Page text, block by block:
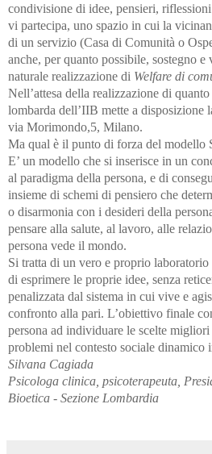
condivisione di idee, pensieri,
vi partecipa, uno spazio in cui la
di un servizio (Casa di Comunità o
anche, per quanto possibile, sostegno e
naturale realizzazione di Welfare di
Nell’attesa della realizzazione di
lombarda dell’IIB mette a disposizione
via Morimondo,5, Milano.
Ma qual è il punto di forza del modello
E’ un modello che si inserisce in un
al paradigma della persona, e di
insieme di schemi di pensiero che
o disarmonia con i desideri della
pensare alla salute, al lavoro, alle
persona vede il mondo.
Si tratta di un vero e proprio
di esprimere le proprie idee, senza
penalizzata dal sistema in cui vive e
confronto alla pari. L’obiettivo finale
persona ad individuare le scelte
problemi nel contesto sociale dinamico
Silvana Cagiada
Psicologa clinica, psicoterapeuta,
Bioetica - Sezione Lombardia